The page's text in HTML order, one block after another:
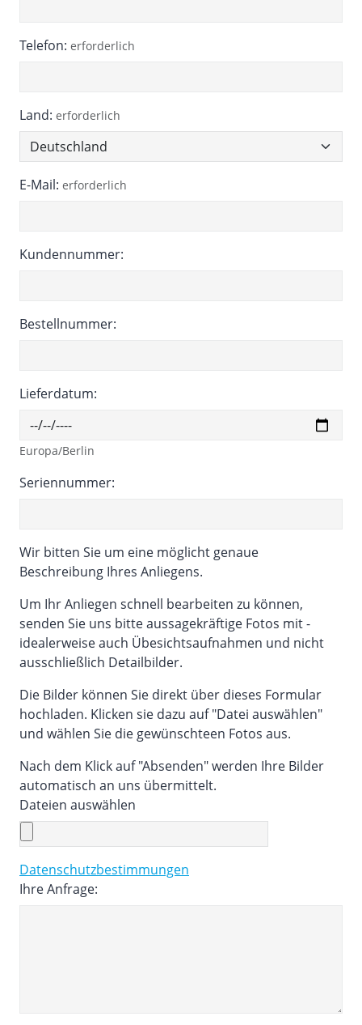
Telefon: erforderlich
Land: erforderlich
E-Mail: erforderlich
Kundennummer:
Bestellnummer:
Lieferdatum:
Europa/Berlin
Seriennummer:
Wir bitten Sie um eine möglicht genaue
Beschreibung Ihres Anliegens.
Um Ihr Anliegen schnell bearbeiten zu können,
senden Sie uns bitte aussagekräftige Fotos mit -
idealerweise auch Übesichtsaufnahmen und nicht
ausschließlich Detailbilder.
Die Bilder können Sie direkt über dieses Formular
hochladen. Klicken sie dazu auf "Datei auswählen"
und wählen Sie die gewünschteen Fotos aus.
Nach dem Klick auf "Absenden" werden Ihre Bilder
automatisch an uns übermittelt.
Dateien auswählen
Datenschutzbestimmungen
Ihre Anfrage: